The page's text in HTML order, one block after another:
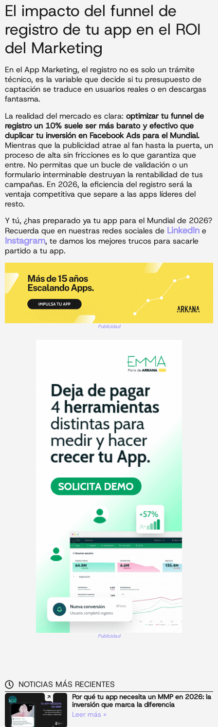
El impacto del funnel de
registro de tu app en el ROI
del Marketing
En el App Marketing, el registro no es solo un trámite
técnico, es la variable que decide si tu presupuesto de
captación se traduce en usuarios reales o en descargas
fantasma.
La realidad del mercado es clara: optimizar tu funnel de
registro un 10% suele ser más barato y efectivo que
duplicar tu inversión en Facebook Ads para el Mundial.
Mientras que la publicidad atrae al fan hasta la puerta, un
proceso de alta sin fricciones es lo que garantiza que
entre. No permitas que un bucle de validación o un
formulario interminable destruyan la rentabilidad de tus
campañas. En 2026, la eficiencia del registro será la
ventaja competitiva que separe a las apps líderes del
resto.
Y tú, ¿has preparado ya tu app para el Mundial de 2026?
Recuerda que en nuestras redes sociales de LinkedIn e
Instagram, te damos los mejores trucos para sacarle
partido a tu app.
Publicidad
Publicidad
NOTICIAS MÁS RECIENTES
Por qué tu app necesita un MMP en 2026: la
inversión que marca la diferencia
Leer más »